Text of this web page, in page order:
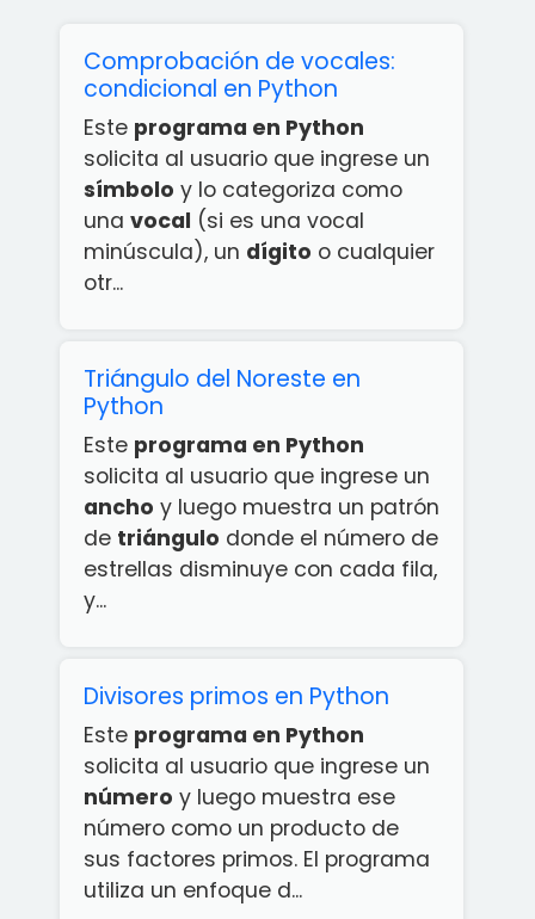
Comprobación de vocales:
condicional en Python
Este programa en Python
solicita al usuario que ingrese un
símbolo y lo categoriza como
una vocal (si es una vocal
minúscula), un dígito o cualquier
otr...
Triángulo del Noreste en
Python
Este programa en Python
solicita al usuario que ingrese un
ancho y luego muestra un patrón
de triángulo donde el número de
estrellas disminuye con cada fila,
y...
Divisores primos en Python
Este programa en Python
solicita al usuario que ingrese un
número y luego muestra ese
número como un producto de
sus factores primos. El programa
utiliza un enfoque d...